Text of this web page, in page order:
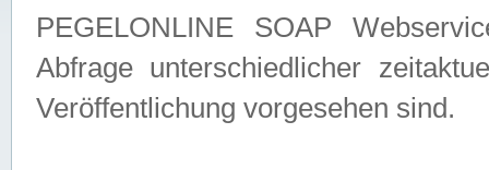
PEGELONLINE SOAP
Abfrage unterschiedlicher
Veröffentlichung vorgesehen sind.